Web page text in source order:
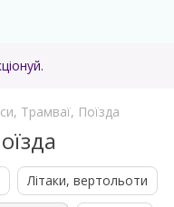
Трамваї, Поїзда
Літаки, вертольоти